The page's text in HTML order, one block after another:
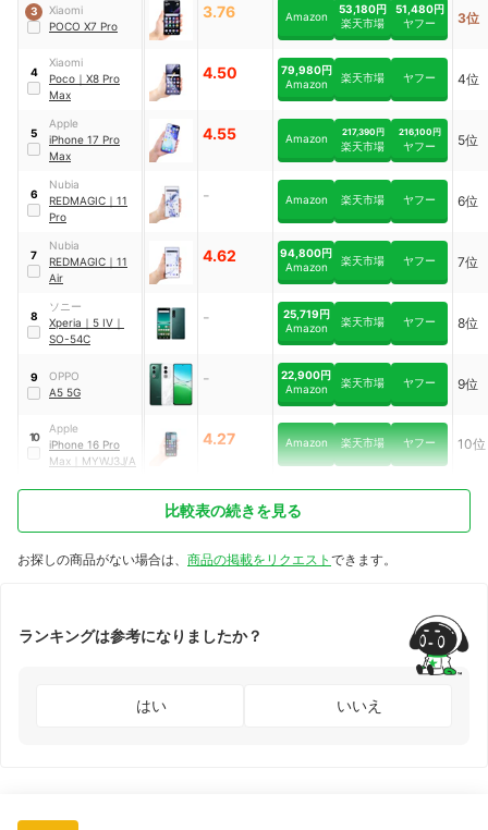
3
Xiaomi
POCO X7 Pro
3.76 Amazon
53,180円
楽天市場
51,480円
ヤフー
3位
4
Xiaomi
Poco ｜ X8 Pro
Max
4.50
79,980円
Amazon
楽天市場 ヤフー 4位
5
Apple
iPhone 17 Pro
Max
4.55 Amazon 217,390円
楽天市場
216,100円
ヤフー 5位
6
Nubia
REDMAGIC ｜ 11
Pro
- Amazon 楽天市場 ヤフー 6位
7
Nubia
REDMAGIC ｜ 11
Air
4.62
94,800円
Amazon
楽天市場 ヤフー 7位
8
ソニー
Xperia ｜ 5 IV ｜
SO-54C
-
25,719円
Amazon
楽天市場 ヤフー 8位
9
OPPO
A5 5G
-
22,900円
Amazon
楽天市場 ヤフー 9位
10
Apple
iPhone 16 Pro
Max
MYWJ3J/A
4.27 Amazon 楽天市場 ヤフー 10位
比較表の続きを見る
お探しの商品がない場合は、 商品の掲載をリクエスト できます。
ランキングは参考になりましたか？
はい いいえ